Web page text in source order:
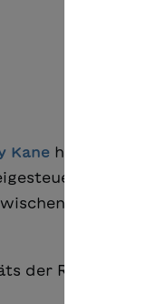
Kane hat beim
Und der
Atlético
der Reihe